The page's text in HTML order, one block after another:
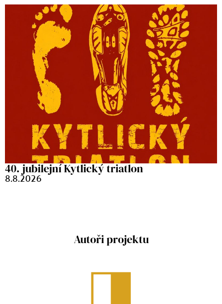
40. jubilejní Kytlický triatlon
8.8.2026
Autoři projektu